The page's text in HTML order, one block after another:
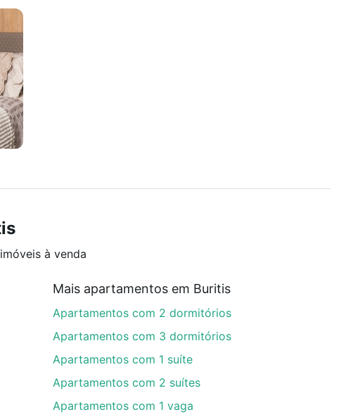
à venda
Mais apartamentos em Buritis
Apartamentos com 2 dormitórios
Apartamentos com 3 dormitórios
Apartamentos com 1 suíte
Apartamentos com 2 suítes
Apartamentos com 1 vaga